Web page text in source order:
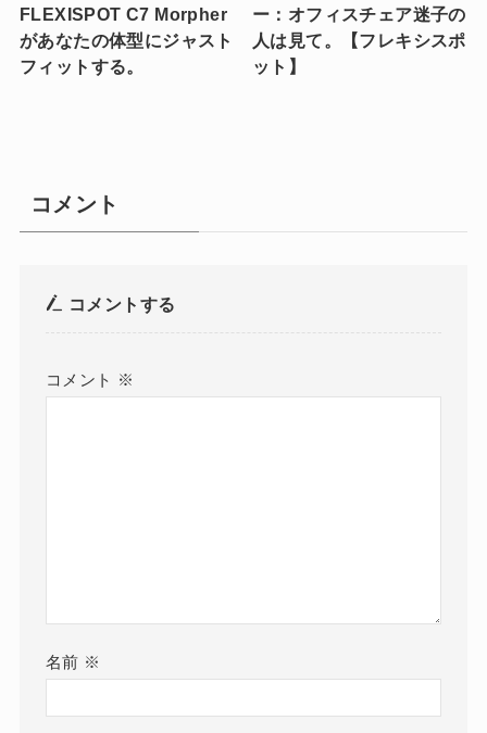
FLEXISPOT C7 Morpher
があなたの体型にジャスト
フィットする。
ー：オフィスチェア迷子の
人は見て。【フレキシスポ
ット】
コメント
コメントする
コメント ※
名前 ※